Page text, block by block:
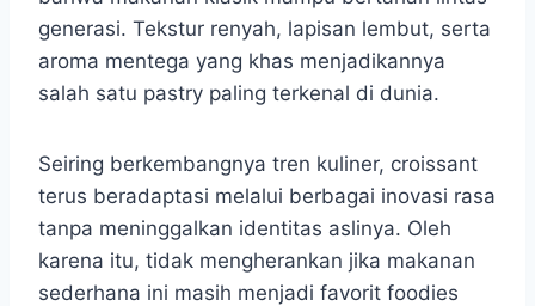
generasi. Tekstur renyah, lapisan lembut, serta
aroma mentega yang khas menjadikannya
salah satu pastry paling terkenal di dunia.
Seiring berkembangnya tren kuliner, croissant
terus beradaptasi melalui berbagai inovasi rasa
tanpa meninggalkan identitas aslinya. Oleh
karena itu, tidak mengherankan jika makanan
sederhana ini masih menjadi favorit foodies